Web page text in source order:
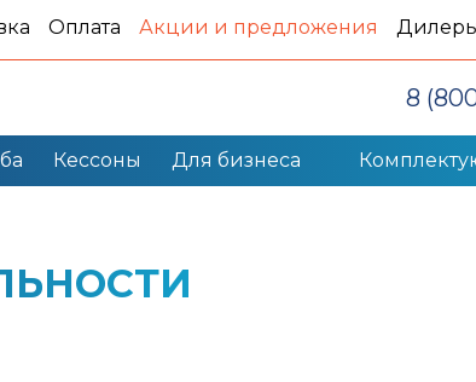
Оплата Акции и предложения
8
Кессоны Для бизнеса